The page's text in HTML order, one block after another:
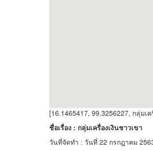
[16.1465417, 99.3256227, กลุ่มเ
ชื่อเรื่อง : กลุ่มเครื่องเงินชาวเขา
วันที่จัดทำ : วันที่ 22 กรกฎาคม